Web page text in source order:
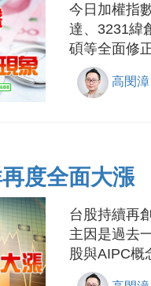
今日加權指
達、3231緯
碩等全面修
高閔漳
度全面大漲
台股持續再
主因是過去
股與AIPC